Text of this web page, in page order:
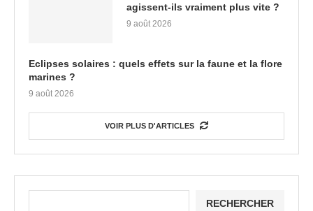
agissent-ils vraiment plus vite ?
9 août 2026
Eclipses solaires : quels effets sur la faune et la flore
marines ?
9 août 2026
VOIR PLUS D'ARTICLES
RECHERCHER